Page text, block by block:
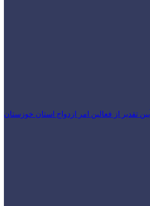
آیین تقدیر از فعالین امر ازدواج استان خوزستان